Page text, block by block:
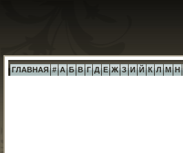
ГЛАВНАЯ # А Б В Г Д Е Ж З И Й К Л М Н